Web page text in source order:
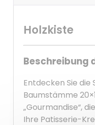
Holzkiste
Beschreibung
Entdecken Sie
Baumstämme
„Gourmandise“,
Ihre Patisserie-